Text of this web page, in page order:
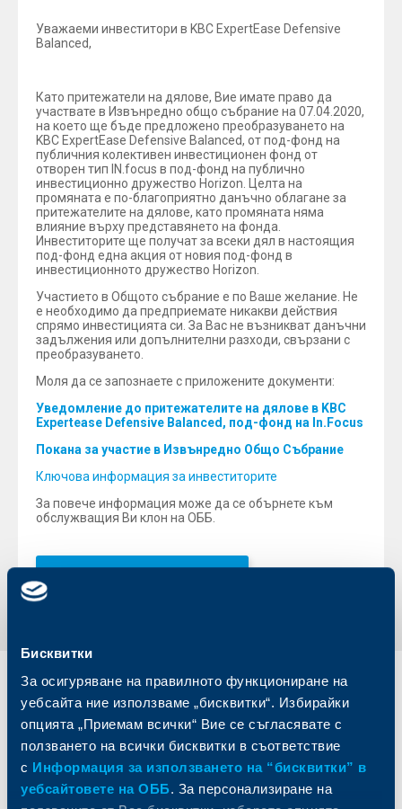
Бисквитки
За осигуряване на правилното функциониране на
уебсайта ние използваме „бисквитки“. Избирайки
опцията „Приемам всички“ Вие се съгласявате с
ползването на всички бисквитки в съответствие
с Информация за използването на “бисквитки” в
уебсайтовете на ОББ. За персонализиране на
Уважаеми инвеститори в KBC ExpertEase Defensive
Balanced,
Като притежатели на дялове, Вие имате право да
участвате в Извънредно общо събрание на 07.04.2020,
на което ще бъде предложено преобразуването на
KBC ExpertEase Defensive Balanced, от под-фонд на
публичния колективен инвестиционен фонд от
отворен тип IN.focus в под-фонд на публично
инвестиционно дружество Horizon. Целта на
промяната е по-благоприятно данъчно облагане за
притежателите на дялове, като промяната няма
влияние върху представянето на фонда.
Инвеститорите ще получат за всеки дял в настоящия
под-фонд една акция от новия под-фонд в
инвестиционното дружество Horizon.
Участието в Общото събрание е по Ваше желание. Не
е необходимо да предприемате никакви действия
спрямо инвестицията си. За Вас не възникват данъчни
задължения или допълнителни разходи, свързани с
преобразуването.
Моля да се запознаете с приложените документи:
Уведомление до притежателите на дялове в KBC
Expertease Defensive Balanced, под-фонд на In.Focus
Покана за участие в Извънредно Общо Събрание
Ключова информация за инвеститорите
За повече информация може да се обърнете към
обслужващия Ви клон на ОББ.
Индивидуални
клиенти
Карти
Сметки и плащания
Кредити
Бизнес
клиенти
Кредитиране
Управление на парични средства
Търговско финансиране